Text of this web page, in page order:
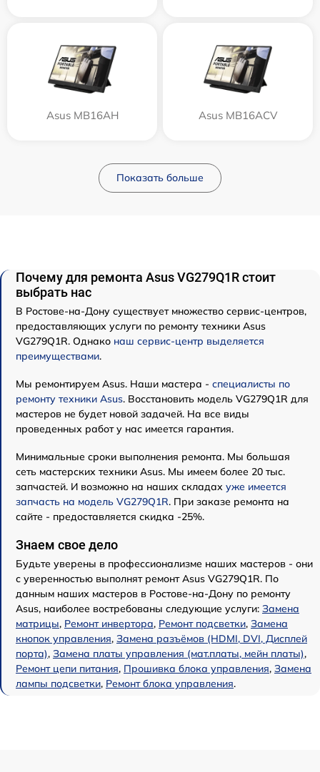
Asus MB16AH Asus MB16ACV
Показать больше
Почему для ремонта Asus VG279Q1R стоит
выбрать нас
В Ростове-на-Дону существует множество сервис-центров,
предоставляющих услуги по ремонту техники Asus
VG279Q1R. Однако наш сервис-центр выделяется
преимуществами.
Мы ремонтируем Asus. Наши мастера - специалисты по
ремонту техники Asus. Восстановить модель VG279Q1R для
мастеров не будет новой задачей. На все виды
проведенных работ у нас имеется гарантия.
Минимальные сроки выполнения ремонта. Мы большая
сеть мастерских техники Asus. Мы имеем более 20 тыс.
запчастей. И возможно на наших складах уже имеется
запчасть на модель VG279Q1R. При заказе ремонта на
сайте - предоставляется скидка -25%.
Знаем свое дело
Будьте уверены в профессионализме наших мастеров - они
с уверенностью выполнят ремонт Asus VG279Q1R. По
данным наших мастеров в Ростове-на-Дону по ремонту
Asus, наиболее востребованы следующие услуги: Замена
матрицы, Ремонт инвертора, Ремонт подсветки, Замена
кнопок управления, Замена разъёмов (HDMI, DVI, Дисплей
порта), Замена платы управления (мат.платы, мейн платы),
Ремонт цепи питания, Прошивка блока управления, Замена
лампы подсветки, Ремонт блока управления.